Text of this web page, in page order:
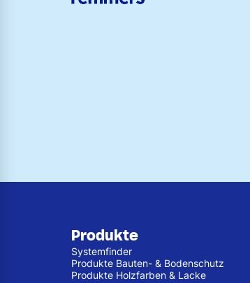
Produkte
Systemfinder
Produkte Bauten- & Bodenschutz
Produkte Holzfarben & Lacke